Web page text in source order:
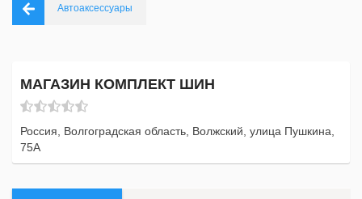
Автоаксессуары
МАГАЗИН КОМПЛЕКТ ШИН
Россия, Волгоградская область, Волжский, улица Пушкина,
75А